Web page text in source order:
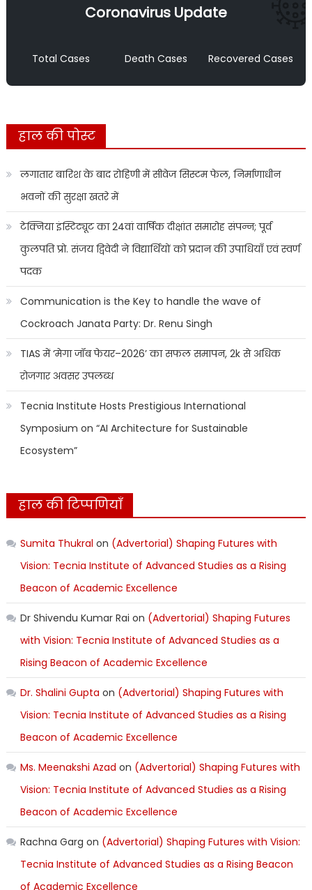
Coronavirus Update
Total Cases Death Cases Recovered Cases
हाल की पोस्ट
लगातार बारिश के बाद रोहिणी में सीवेज सिस्टम फेल, निर्माणाधीन
भवनों की सुरक्षा खतरे में
टेक्निया इंस्टिट्यूट का 24वां वार्षिक दीक्षांत समारोह संपन्न; पूर्व
कुलपति प्रो. संजय द्विवेदी ने विद्यार्थियों को प्रदान की उपाधियाँ एवं स्वर्ण
पदक
Communication is the Key to handle the wave of
Cockroach Janata Party: Dr. Renu Singh
TIAS में ‘मेगा जॉब फेयर–2026’ का सफल समापन, 2k से अधिक
रोजगार अवसर उपलब्ध
Tecnia Institute Hosts Prestigious International
Symposium on “AI Architecture for Sustainable
Ecosystem”
हाल की टिप्पणियाँ
Sumita Thukral on (Advertorial) Shaping Futures with
Vision: Tecnia Institute of Advanced Studies as a Rising
Beacon of Academic Excellence
Dr Shivendu Kumar Rai on (Advertorial) Shaping Futures
with Vision: Tecnia Institute of Advanced Studies as a
Rising Beacon of Academic Excellence
Dr. Shalini Gupta on (Advertorial) Shaping Futures with
Vision: Tecnia Institute of Advanced Studies as a Rising
Beacon of Academic Excellence
Ms. Meenakshi Azad on (Advertorial) Shaping Futures with
Vision: Tecnia Institute of Advanced Studies as a Rising
Beacon of Academic Excellence
Rachna Garg on (Advertorial) Shaping Futures with Vision:
Tecnia Institute of Advanced Studies as a Rising Beacon
of Academic Excellence